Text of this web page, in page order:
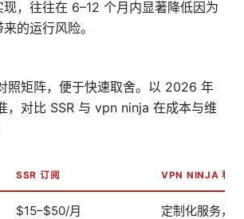
现，往往在 6–12 个月内显著降低因为
的运行风险。
照矩阵，便于快速取舍。以 2026 年
，对比 SSR 与 vpn ninja 在成本与维
SSR 订阅 VPN NINJA 私有
$15–$50/月 定制化服务，